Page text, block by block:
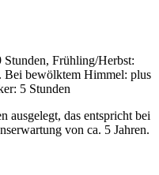
Frühling/Herbst:
Bei bewölktem Himmel: plus
5 Stunden
das entspricht bei
von ca. 5 Jahren.